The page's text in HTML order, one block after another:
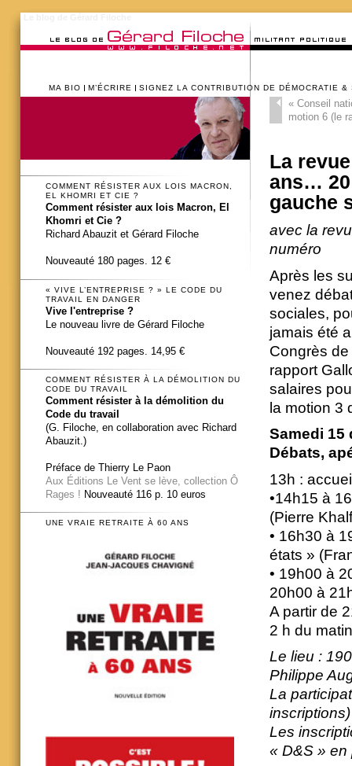
MA BIO M’ÉCRIRE SIGNEZ LA CONTRIBUTION DE DÉMOCRATIE &
«Conseil
motion 6 (le
La
ans… 20
gauche
avec la
numéro
Après les
venez
sociales,
jamais été
Congrès de
rapport
salaires
la motion 3
Samedi 15
Débats,
13h :
•14h15 à
(Pierre
• 16h30 à
états »
• 19h00 à
20h00 à
A partir de
2 h du matin
Le lieu :
Philippe
La
inscriptions)
Les
« D&S »
COMMENT RÉSISTER AUX LOIS MACRON,
EL KHOMRI ET CIE ?
Comment résister aux lois Macron, El
Khomri et Cie ?
Richard Abauzit et Gérard Filoche
Nouveauté 180 pages. 12 €
« VIVE L’ENTREPRISE ? » LE CODE DU
TRAVAIL EN DANGER
Vive l'entreprise ?
Le nouveau livre de Gérard Filoche
Nouveauté 192 pages. 14,95 €
COMMENT RÉSISTER À LA DÉMOLITION DU
CODE DU TRAVAIL
Comment résister à la démolition du
Code du travail
(G. Filoche, en collaboration avec Richard
Abauzit.)
Préface de Thierry Le Paon
Aux Éditions Le Vent se lève, collection Ô
Rages ! Nouveauté 116 p. 10 euros
UNE VRAIE RETRAITE À 60 ANS